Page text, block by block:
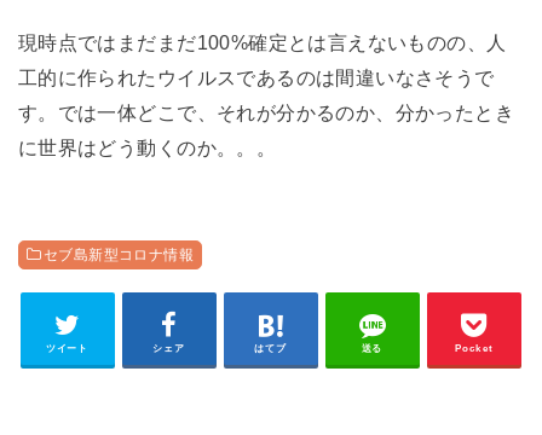
現時点ではまだまだ100%確定とは言えないものの、人
工的に作られたウイルスであるのは間違いなさそうで
す。では一体どこで、それが分かるのか、分かったとき
に世界はどう動くのか。。。
セブ島新型コロナ情報
ツイート シェア はてブ 送る Pocket